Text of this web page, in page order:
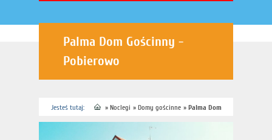
Palma Dom Gościnny -
Pobierowo
Jesteś tutaj: » Noclegi » Domy gościnne » Palma Dom